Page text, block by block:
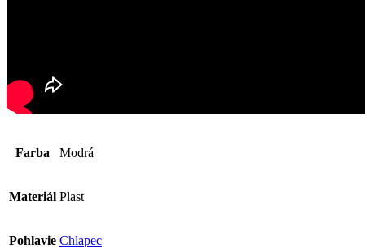
Farba Modrá
Materiál Plast
Pohlavie Chlapec